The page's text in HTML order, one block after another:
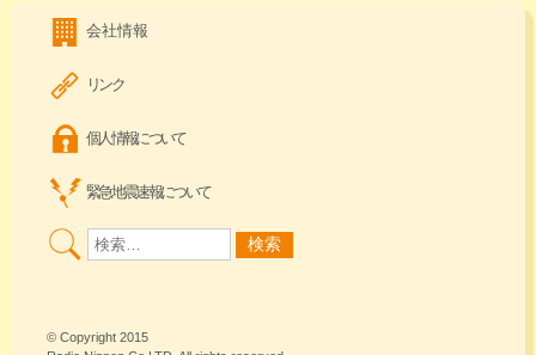
会社情報
リンク
個人情報について
緊急地震速報について
© Copyright 2015